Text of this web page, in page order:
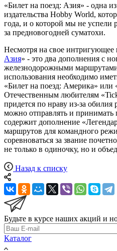
«Билет на поезд: Азия» - одна
издательства Hobby World,
года, и о которой мы не успели
за предновогодней суматохи.
Несмотря на свое интригующее
Азия» - это два дополнения с
железнодорожными
использования необходимо
«Билет на поезд: Америка» или
Отечественным любителям
придется по нраву из-за
можно отправлять и принимать
содержит дополнение
маршрутов для командного
соревноваться за звание
не только в одиночку, но и
Назад к списку
Будьте в курсе наших акций и
Каталог